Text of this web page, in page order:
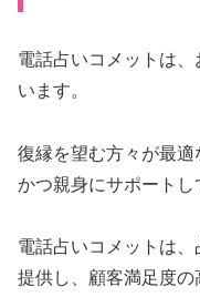
電話占いコメットは
います。
復縁を望む方々が最
かつ親身にサポートし
電話占いコメットは
提供し、顧客満足度の